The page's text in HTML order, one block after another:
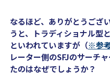
なるほど、ありがとうござ
うと、トラディショナル型
といわれていますが（※参
レーター側のSFJのサーチ
たのはなぜでしょうか？